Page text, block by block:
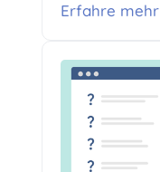
Erfahre mehr